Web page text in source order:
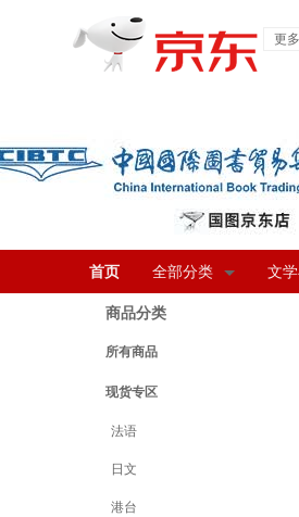
更
首页 全部分类 文
商品分类
所有商品
现货专区
法语
日文
港台